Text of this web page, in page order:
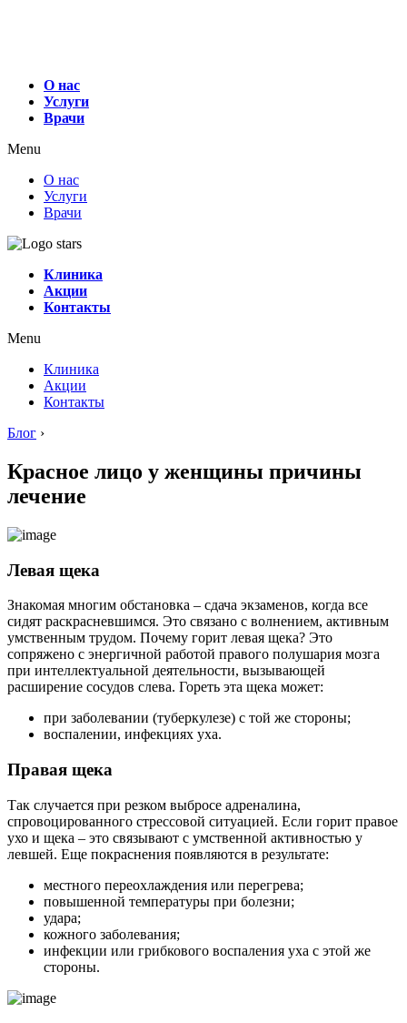
О нас
Услуги
Врачи
Menu
О нас
Услуги
Врачи
Клиника
Акции
Контакты
Menu
Клиника
Акции
Контакты
Блог ›
Красное лицо у женщины причины
лечение
Левая щека
Знакомая многим обстановка – сдача экзаменов, когда все
сидят раскрасневшимся. Это связано с волнением, активным
умственным трудом. Почему горит левая щека? Это
сопряжено с энергичной работой правого полушария мозга
при интеллектуальной деятельности, вызывающей
расширение сосудов слева. Гореть эта щека может:
при заболевании (туберкулезе) с той же стороны;
воспалении, инфекциях уха.
Правая щека
Так случается при резком выбросе адреналина,
спровоцированного стрессовой ситуацией. Если горит правое
ухо и щека – это связывают с умственной активностью у
левшей. Еще покраснения появляются в результате:
местного переохлаждения или перегрева;
повышенной температуры при болезни;
удара;
кожного заболевания;
инфекции или грибкового воспаления уха с этой же
стороны.